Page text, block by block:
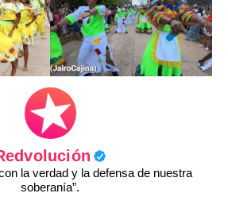
la verdad y la defensa de nuestra
soberanía”.